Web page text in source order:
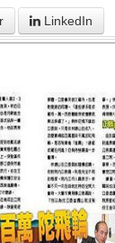
LinkedIn